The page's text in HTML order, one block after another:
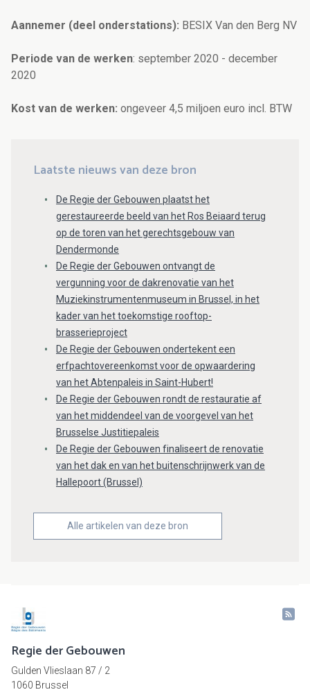
Aannemer (deel onderstations): BESIX Van den Berg NV
Periode van de werken: september 2020 - december
2020
Kost van de werken: ongeveer 4,5 miljoen euro incl. BTW
Laatste nieuws van deze bron
De Regie der Gebouwen plaatst het
gerestaureerde beeld van het Ros Beiaard terug
op de toren van het gerechtsgebouw van
Dendermonde
De Regie der Gebouwen ontvangt de
vergunning voor de dakrenovatie van het
Muziekinstrumentenmuseum in Brussel, in het
kader van het toekomstige rooftop-
brasserieproject
De Regie der Gebouwen ondertekent een
erfpachtovereenkomst voor de opwaardering
van het Abtenpaleis in Saint-Hubert!
De Regie der Gebouwen rondt de restauratie af
van het middendeel van de voorgevel van het
Brusselse Justitiepaleis
De Regie der Gebouwen finaliseert de renovatie
van het dak en van het buitenschrijnwerk van de
Hallepoort (Brussel)
Alle artikelen van deze bron
Regie der Gebouwen
Gulden Vlieslaan 87 / 2
1060 Brussel